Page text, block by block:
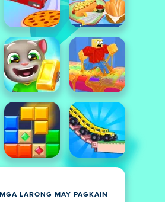
MGA LARONG MAY PAGKAIN